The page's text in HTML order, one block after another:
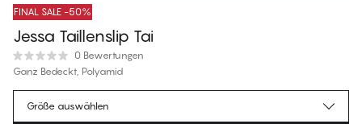
FINAL SALE -50%
Jessa Taillenslip Tai
0 Bewertungen
Ganz Bedeckt, Polyamid
€39.95Regulärer Preis
Größe auswählen